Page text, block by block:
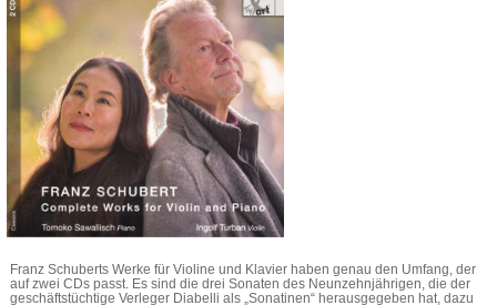
Franz Schuberts Werke für Violine und Klavier haben genau den Umfang, der
auf zwei CDs passt. Es sind die drei Sonaten des Neunzehnjährigen, die der
geschäftstüchtige Verleger Diabelli als „Sonatinen“ herausgegeben hat, dazu